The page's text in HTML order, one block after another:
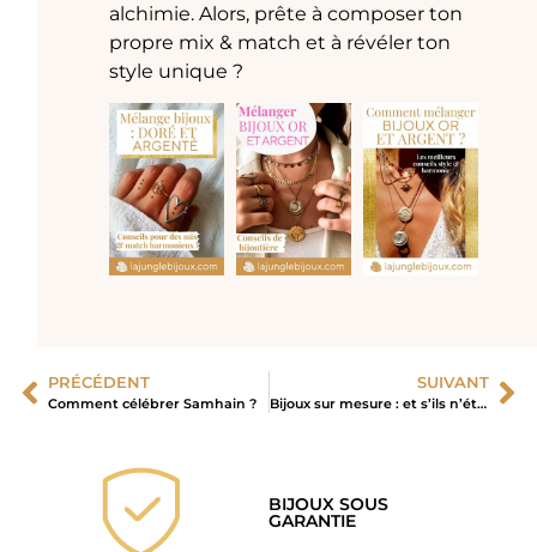
alchimie. Alors, prête à composer ton
propre mix & match et à révéler ton
style unique ?
PRÉCÉDENT
Comment célébrer Samhain ?
SUIVANT
Bijoux sur mesure : et s’ils n’étaient plus réservés à une élite ?
BIJOUX SOUS
GARANTIE